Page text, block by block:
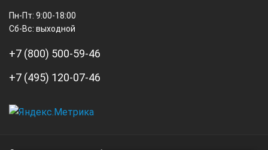
Пн-Пт: 9:00-18:00
Сб-Вс: выходной
+7 (800) 500-59-46
+7 (495) 120-07-46